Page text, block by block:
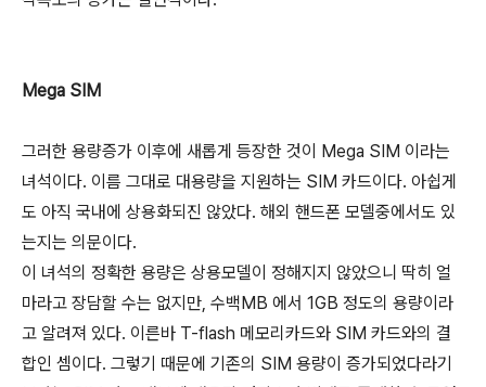
Mega SIM
그러한 용량증가 이후에 새롭게 등장한 것이 Mega SIM 이라는
녀석이다. 이름 그대로 대용량을 지원하는 SIM 카드이다. 아쉽게
도 아직 국내에 상용화되진 않았다. 해외 핸드폰 모델중에서도 있
는지는 의문이다.
이 녀석의 정확한 용량은 상용모델이 정해지지 않았으니 딱히 얼
마라고 장담할 수는 없지만, 수백MB 에서 1GB 정도의 용량이라
고 알려져 있다. 이른바 T-flash 메모리카드와 SIM 카드와의 결
합인 셈이다. 그렇기 때문에 기존의 SIM 용량이 증가되었다라기